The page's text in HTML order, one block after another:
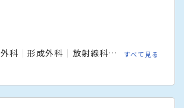
外科 形成外科 放射線科 救急科 整形外科
すべて見る